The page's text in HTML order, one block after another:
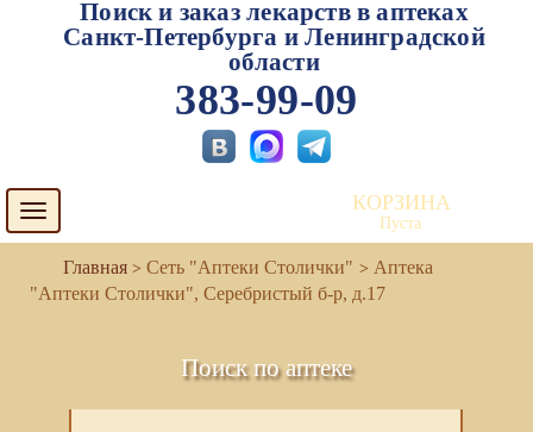
Поиск и заказ лекарств в аптеках
Санкт-Петербурга и Ленинградской
области
383-99-09
Toggle
navigation
КОРЗИНА
Пуста
Сеть "Аптеки Столички"
Аптека
"Аптеки Столички", Серебристый б-р, д.17
Поиск по аптеке